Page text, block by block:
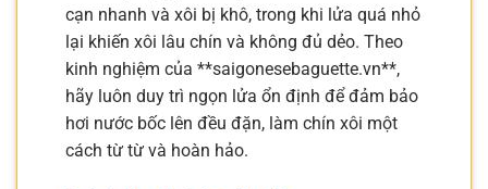
cạn nhanh và xôi bị khô, trong khi lửa quá nhỏ
lại khiến xôi lâu chín và không đủ dẻo. Theo
kinh nghiệm của **saigonesebaguette.vn**,
hãy luôn duy trì ngọn lửa ổn định để đảm bảo
hơi nước bốc lên đều đặn, làm chín xôi một
cách từ từ và hoàn hảo.